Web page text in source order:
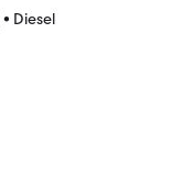
• Diesel